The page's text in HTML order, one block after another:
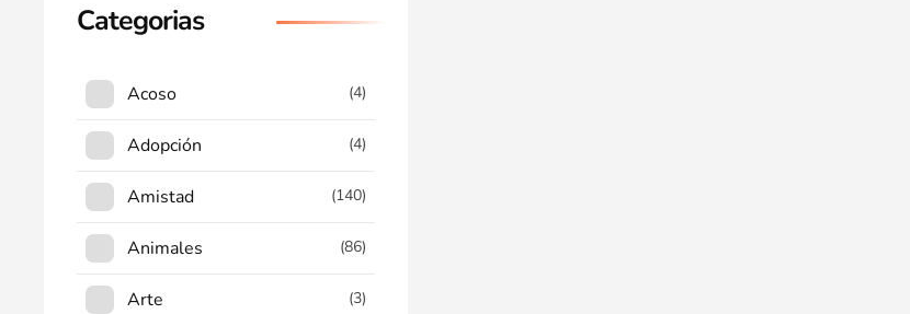
Categorias
Acoso (4)
Adopción (4)
Amistad (140)
Animales (86)
Arte (3)